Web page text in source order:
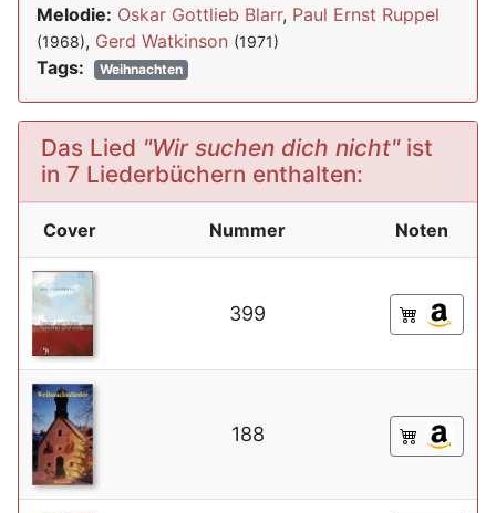
Melodie: Oskar Gottlieb Blarr, Paul Ernst Ruppel
(1968), Gerd Watkinson (1971)
Tags: Weihnachten
Das Lied "Wir suchen dich nicht"ist
in 7 Liederbüchern enthalten:
Cover Nummer Noten
399
188